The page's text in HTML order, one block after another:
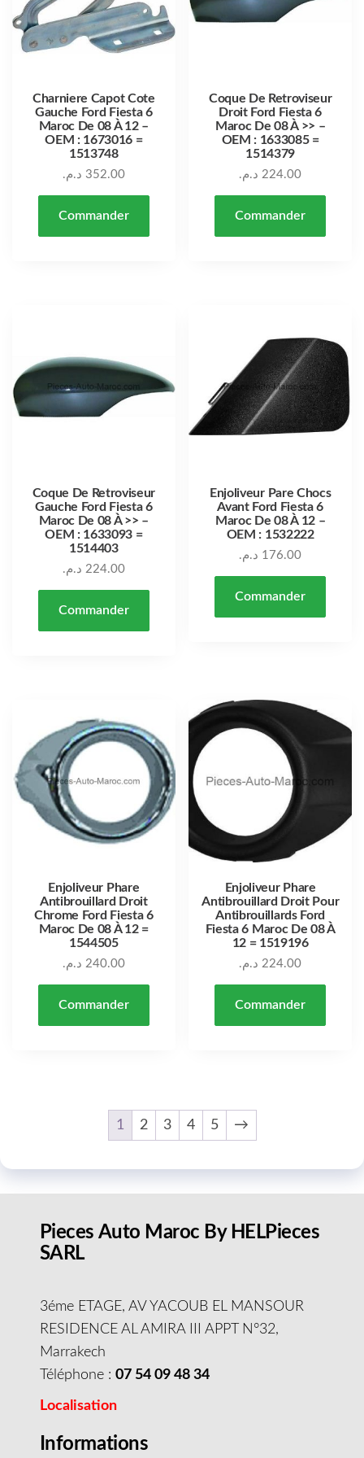
Charniere Capot Cote
Gauche Ford Fiesta 6
Maroc De 08 À 12 –
OEM : 1673016 =
1513748
352.00 د.م.
Commander
Coque De Retroviseur
Droit Ford Fiesta 6
Maroc De 08 À >> –
OEM : 1633085 =
1514379
224.00 د.م.
Commander
Coque De Retroviseur
Gauche Ford Fiesta 6
Maroc De 08 À >> –
OEM : 1633093 =
1514403
224.00 د.م.
Commander
Enjoliveur Pare Chocs
Avant Ford Fiesta 6
Maroc De 08 À 12 –
OEM : 1532222
176.00 د.م.
Commander
Enjoliveur Phare
Antibrouillard Droit
Chrome Ford Fiesta 6
Maroc De 08 À 12 =
1544505
240.00 د.م.
Commander
Enjoliveur Phare
Antibrouillard Droit Pour
Antibrouillards Ford
Fiesta 6 Maroc De 08 À
12 = 1519196
224.00 د.م.
Commander
1 2 3 4 5 →
Pieces Auto Maroc By HELPieces
SARL
3éme ETAGE, AV YACOUB EL MANSOUR
RESIDENCE AL AMIRA III APPT N°32,
Marrakech
Téléphone : 07 54 09 48 34
Localisation
Informations